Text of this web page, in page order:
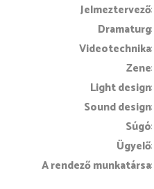
jelmeztervező
dramaturg
videotechnika
zene
light design
sound design
súgó
ügyelő
a rendező munkatársa